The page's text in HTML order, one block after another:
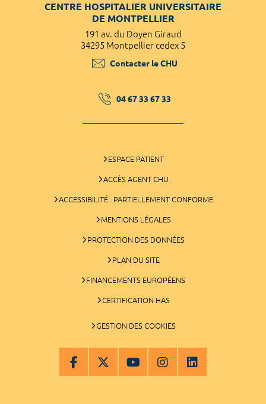
CENTRE HOSPITALIER UNIVERSITAIRE
DE MONTPELLIER
191 av. du Doyen Giraud
34295 Montpellier cedex 5
Contacter le CHU
04 67 33 67 33
ESPACE PATIENT
ACCÈS AGENT CHU
ACCESSIBILITÉ : PARTIELLEMENT CONFORME
MENTIONS LÉGALES
PROTECTION DES DONNÉES
PLAN DU SITE
FINANCEMENTS EUROPÉENS
CERTIFICATION HAS
GESTION DES COOKIES